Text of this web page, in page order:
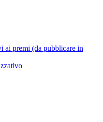
ai premi (da pubblicare in